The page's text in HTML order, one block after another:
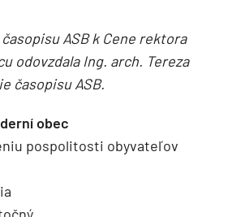
ASB k Cene rektora
odovzdala Ing. arch. Tereza
časopisu ASB.
obec
pospolitosti obyvateľov